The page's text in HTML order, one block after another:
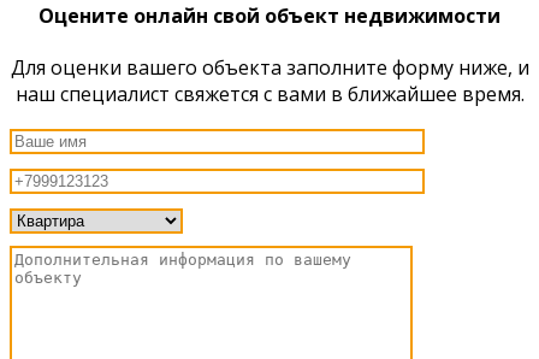
Оцените онлайн свой объект недвижимости
Для оценки вашего объекта заполните форму ниже, и
наш специалист свяжется с вами в ближайшее время.